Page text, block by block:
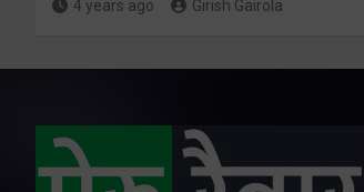
4 years ago Girish Gairola